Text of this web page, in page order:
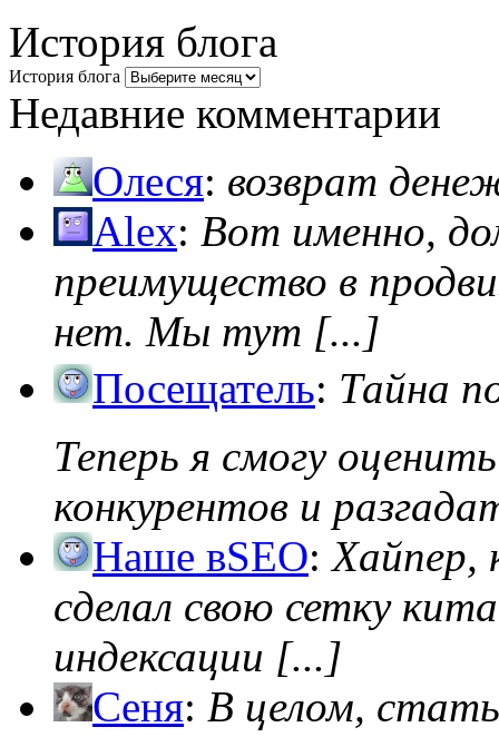
История блога
История блога
Недавние комментарии
Олеся: возврат
Alex: Вот именно,
преимущество в
нет. Мы тут [...]
Посещатель: Тайна
Теперь я смогу
конкурентов и
Наше вSEO:Хайпер,
сделал свою сетку
индексации [...]
Сеня: В целом,